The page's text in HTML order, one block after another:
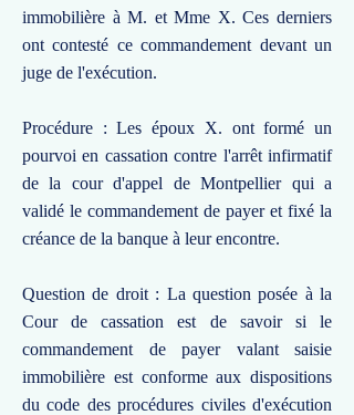
immobilière à M. et Mme X. Ces derniers
ont contesté ce commandement devant un
juge de l'exécution.
Procédure : Les époux X. ont formé un
pourvoi en cassation contre l'arrêt infirmatif
de la cour d'appel de Montpellier qui a
validé le commandement de payer et fixé la
créance de la banque à leur encontre.
Question de droit : La question posée à la
Cour de cassation est de savoir si le
commandement de payer valant saisie
immobilière est conforme aux dispositions
du code des procédures civiles d'exécution